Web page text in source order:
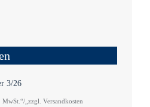
3/26
„zzgl. Versandkosten